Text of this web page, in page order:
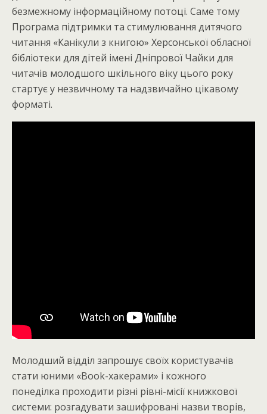
безмежному інформаційному потоці. Саме тому
Програма підтримки та стимулювання дитячого
читання «Канікули з книгою» Херсонської обласної
бібліотеки для дітей імені Дніпрової Чайки для
читачів молодшого шкільного віку цього року
стартує у незвичному та надзвичайно цікавому
форматі.
Молодший відділ запрошує своїх користувачів
стати юними «Book-хакерами» і кожного
понеділка проходити різні рівні-місії книжкової
системи: розгадувати зашифровані назви творів,